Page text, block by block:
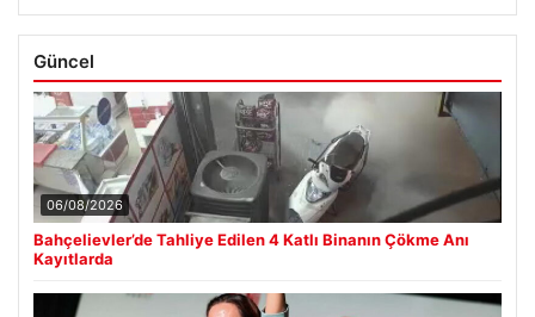
Güncel
06/08/2026
Bahçelievler’de Tahliye Edilen 4 Katlı Binanın Çökme Anı
Kayıtlarda